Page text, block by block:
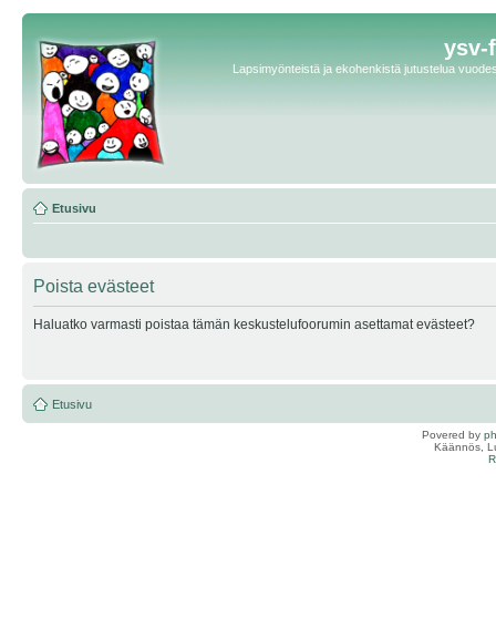
ysv-
Lapsimyönteistä ja ekohenkistä jutustelua
Etusivu
Poista evästeet
Haluatko varmasti poistaa tämän keskustelufoorumin asettamat evästeet?
Etusivu
Povered by
Käännös,